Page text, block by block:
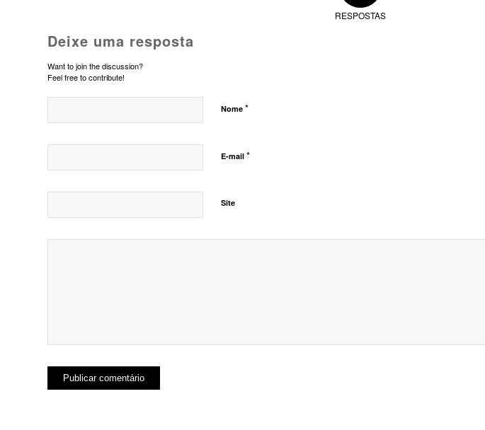
RESPOSTAS
Deixe uma resposta
Want to join the discussion?
Feel free to contribute!
Nome *
E-mail *
Site